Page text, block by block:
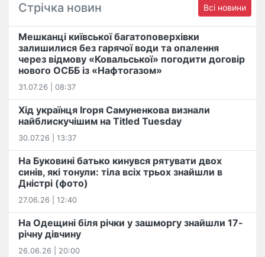
Стрічка новин Всі новини
Мешканці київської багатоповерхівки
залишилися без гарячої води та опалення
через відмову «Ковальської» погодити договір
нового ОСББ із «Нафтогазом»
31.07.26 | 08:37
Хід українця Ігоря Самуненкова визнали
найблискучішим на Titled Tuesday
30.07.26 | 13:37
На Буковині батько кинувся рятувати двох
синів, які тонули: тіла всіх трьох знайшли в
Дністрі (фото)
27.06.26 | 12:40
На Одещині біля річки у зашморгу знайшли 17-
річну дівчину
26.06.26 | 20:00